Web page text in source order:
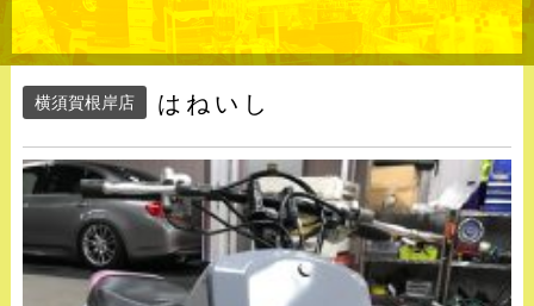
横須賀根岸店 はねいし